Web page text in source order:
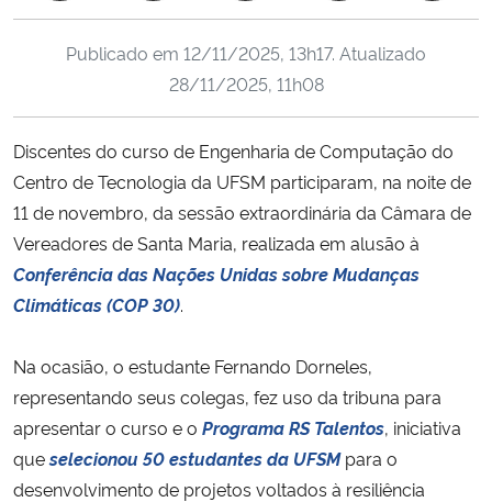
Ministério da Ciência, Tecnologia, Inovações e Comunicações
Ministério do Meio Ambiente
Ministério do Turismo
Ministério do Desenvolvimento Regional
Controladoria-Geral da União
Ministério da Mulher, da Família e dos Direitos Humanos
Secretaria de Governo
Gabinete de Segurança Institucional
Publicado em 12/11/2025, 13h17. Atualizado
28/11/2025, 11h08
Discentes do curso de Engenharia de Computação do
Centro de Tecnologia da UFSM participaram, na noite de
11 de novembro, da sessão extraordinária da Câmara de
Vereadores de Santa Maria, realizada em alusão à
Conferência das Nações Unidas sobre Mudanças
Climáticas (COP 30).
Na ocasião, o estudante Fernando Dorneles,
representando seus colegas, fez uso da tribuna para
apresentar o curso e o Programa RS Talentos, iniciativa
queselecionou 50 estudantes da UFSMpara o
desenvolvimento de projetos voltados à resiliência